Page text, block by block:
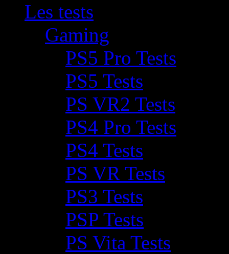
Les tests
Gaming
PS5 Pro Tests
PS5 Tests
PS VR2 Tests
PS4 Pro Tests
PS4 Tests
PS VR Tests
PS3 Tests
PSP Tests
PS Vita Tests